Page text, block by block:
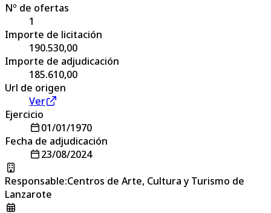
Nº de ofertas
1
Importe de licitación
190.530,00
Importe de adjudicación
185.610,00
Url de origen
Ver
Ejercicio
01/01/1970
Fecha de adjudicación
23/08/2024
Responsable:Centros de Arte, Cultura y Turismo de
Lanzarote